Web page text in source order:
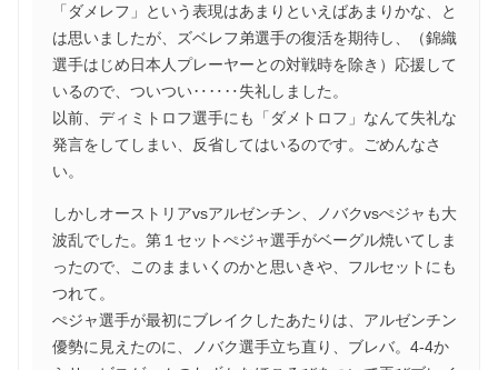
「ダメレフ」という表現はあまりといえばあまりかな、と
は思いましたが、ズベレフ弟選手の復活を期待し、（錦織
選手はじめ日本人プレーヤーとの対戦時を除き）応援して
いるので、ついつい‥‥‥失礼しました。
以前、ディミトロフ選手にも「ダメトロフ」なんて失礼な
発言をしてしまい、反省してはいるのです。ごめんなさ
い。
しかしオーストリアvsアルゼンチン、ノバクvsぺジャも大
波乱でした。第１セットぺジャ選手がベーグル焼いてしま
ったので、このままいくのかと思いきや、フルセットにも
つれて。
ぺジャ選手が最初にブレイクしたあたりは、アルゼンチン
優勢に見えたのに、ノバク選手立ち直り、ブレバ。4-4か